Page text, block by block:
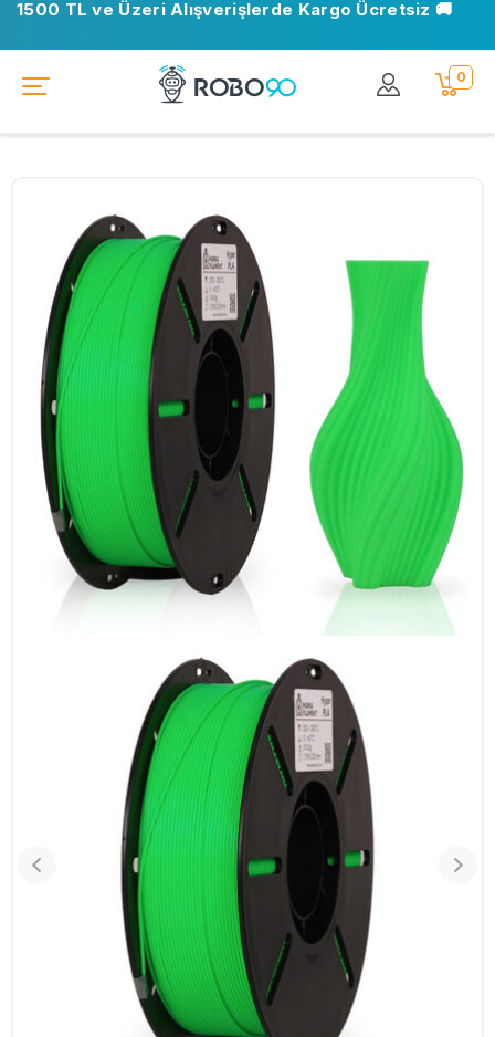
1500 TL ve Üzeri Alışverişlerde Kargo Ücretsiz 🚚
0